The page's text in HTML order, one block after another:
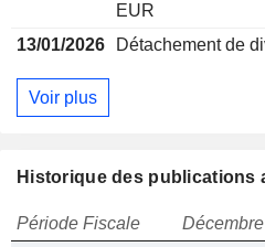
EUR
13/01/2026
Détachement de
Voir plus
Historique des publications
Période Fiscale Décembre